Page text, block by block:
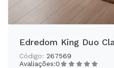
Edredom King Duo
Código: 267569
Avaliações:0